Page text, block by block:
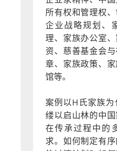
所有权和管理权
企业战略规划、
理、家族办公室
资、慈善基金会
章、家族政策、
馆等。
案例以H氏家族
缕以启山林的中
在传承过程中的
求。如何制定有